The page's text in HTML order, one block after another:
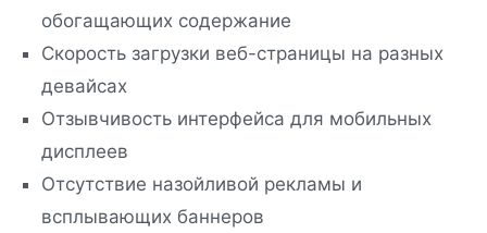
обогащающих содержание
Скорость загрузки веб-страницы на разных
девайсах
Отзывчивость интерфейса для мобильных
дисплеев
Отсутствие назойливой рекламы и
всплывающих баннеров